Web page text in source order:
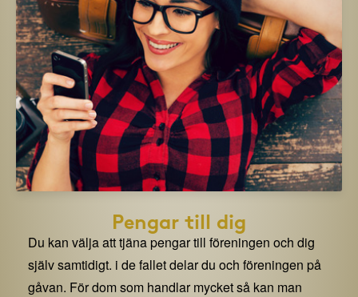
Pengar till dig
Du kan välja att tjäna pengar till föreningen och dig
själv samtidigt. i de fallet delar du och föreningen på
gåvan. För dom som handlar mycket så kan man